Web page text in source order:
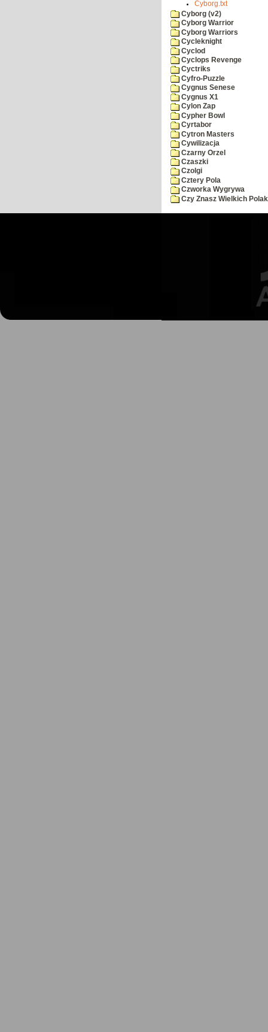
Cyborg.txt
Cyborg (v2)
Cyborg Warrior
Cyborg Warriors
Cycleknight
Cyclod
Cyclops Revenge
Cyctriks
Cyfro-Puzzle
Cygnus Senese
Cygnus X1
Cylon Zap
Cypher Bowl
Cyrtabor
Cytron Masters
Cywilizacja
Czarny Orzel
Czaszki
Czolgi
Cztery Pola
Czworka Wygrywa
Czy Znasz Wielkich